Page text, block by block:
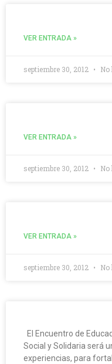
VER ENTRADA »
septiembre 30, 2012 No
VER ENTRADA »
septiembre 30, 2012 No
VER ENTRADA »
septiembre 30, 2012 No
El Encuentro de
Social y Solidaria será
experiencias, para